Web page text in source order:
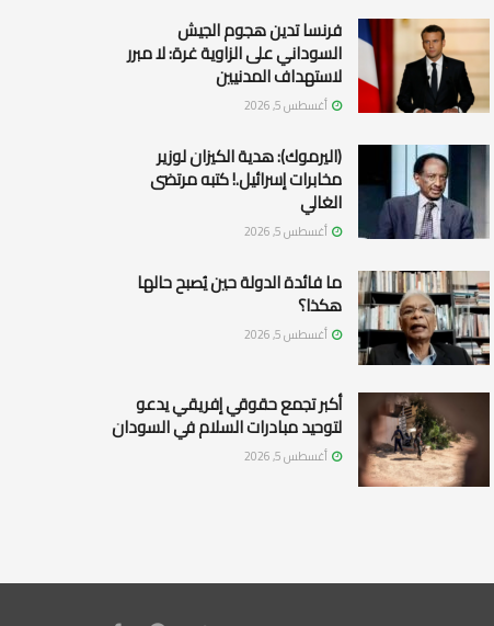
فرنسا تدين هجوم الجيش
السوداني على الزاوية غرة: لا مبرر
لاستهداف المدنيين
أغسطس 5, 2026
(اليرموك): هدية الكيزان لوزير
مخابرات إسرائيل.! كتبه مرتضى
الغالي
أغسطس 5, 2026
ما فائدة الدولة حين يُصبح حالها
هكذا؟
أغسطس 5, 2026
أكبر تجمع حقوقي إفريقي يدعو
لتوحيد مبادرات السلام في السودان
أغسطس 5, 2026